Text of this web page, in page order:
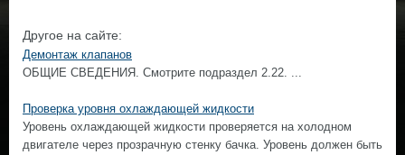
Другое на сайте:
Демонтаж клапанов
ОБЩИЕ СВЕДЕНИЯ. Смотрите подраздел 2.22. ...
Проверка уровня охлаждающей жидкости
Уровень охлаждающей жидкости проверяется на холодном
двигателе через прозрачную стенку бачка. Уровень должен быть